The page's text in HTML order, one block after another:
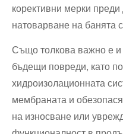
корективни мерки
натоварване на банята
Също толкова важно е и
бъдещи повреди, като
хидроизолационната
мембраната и
на ⁢износване или